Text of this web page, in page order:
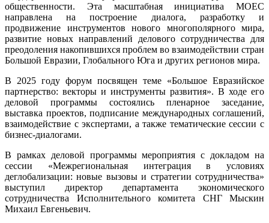
новые
пути»
общественности. Эта масштабная инициатива МОЕС
направлена на построение диалога, разработку и
продвижение инструментов нового многополярного мира,
развитие новых направлений делового сотрудничества для
преодоления накопившихся проблем во взаимодействии стран
Большой Евразии, Глобального Юга и других регионов мира.
В 2025 году форум посвящен теме «Большое Евразийское
партнерство: векторы и инструменты развития». В ходе его
деловой программы состоялись пленарное заседание,
выставка проектов, подписание международных соглашений,
взаимодействие с экспертами, а также тематические сессии с
бизнес-диалогами.
В рамках деловой программы мероприятия с докладом на
сессии «Межрегиональная интеграция в условиях
деглобализации: новые вызовы и стратегии сотрудничества»
выступил директор департамента экономического
сотрудничества Исполнительного комитета СНГ Мыскин
Михаил Евгеньевич.